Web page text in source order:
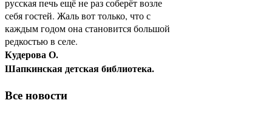
русская печь ещё не раз соберёт возле
себя гостей. Жаль вот только, что с
каждым годом она становится большой
редкостью в селе.
Кудерова О.
Шапкинская детская библиотека.
Все новости